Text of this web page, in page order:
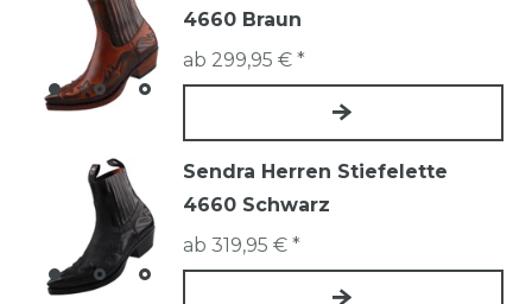
4660 Braun
ab 299,95 € *
Sendra Herren Stiefelette
4660 Schwarz
ab 319,95 € *